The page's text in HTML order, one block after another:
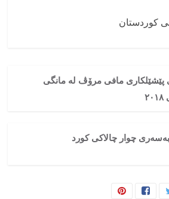
کوردستان
پێشێلكاری مافی مرۆڤ له‌ مانگی
چوار چالاکی کورد